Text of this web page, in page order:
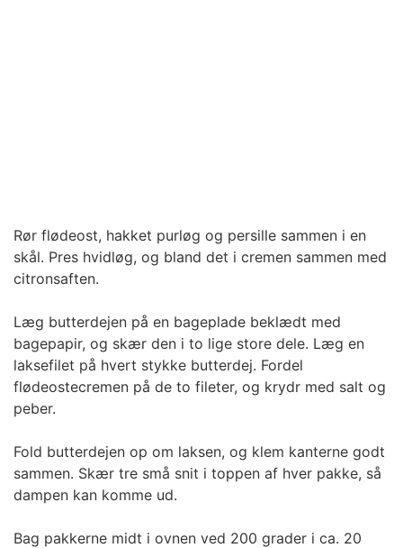
Rør flødeost, hakket purløg og persille sammen i en
skål. Pres hvidløg, og bland det i cremen sammen med
citronsaften.
Læg butterdejen på en bageplade beklædt med
bagepapir, og skær den i to lige store dele. Læg en
laksefilet på hvert stykke butterdej. Fordel
flødeostecremen på de to fileter, og krydr med salt og
peber.
Fold butterdejen op om laksen, og klem kanterne godt
sammen. Skær tre små snit i toppen af hver pakke, så
dampen kan komme ud.
Bag pakkerne midt i ovnen ved 200 grader i ca. 20